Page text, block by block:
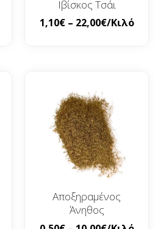
Ιβίσκος Τσάι
1,10€ – 22,00€/Κιλό
Αποξηραμένος
Άνηθος